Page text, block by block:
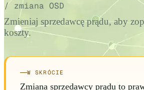
/ zmiana OSD
Zmieniaj sprzedawcę prądu, aby
koszty.
W SKRÓCIE
Zmiana sprzedawcy prądu to